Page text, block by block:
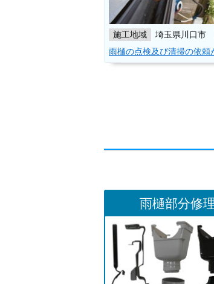
施工地域 埼玉県川口市
雨樋の点検及び清掃の依頼
雨樋部分修